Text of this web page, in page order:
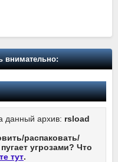
внимательно:
данный архив: rsload
распаковать/
угрозами? Что
тут.